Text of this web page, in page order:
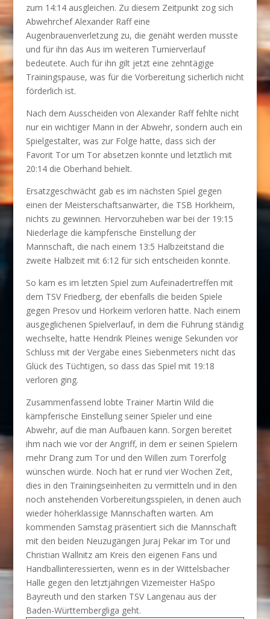
zum 14:14 ausgleichen. Zu diesem Zeitpunkt zog sich
Abwehrchef Alexander Raff eine
Augenbrauenverletzung zu, die genäht werden musste
und für ihn das Aus im weiteren Turnierverlauf
bedeutete. Auch für ihn gilt jetzt eine zehntägige
Trainingspause, was für die Vorbereitung sicherlich nicht
förderlich ist.
Nach dem Ausscheiden von Alexander Raff fehlte nicht
nur ein wichtiger Mann in der Abwehr, sondern auch ein
Spielgestalter, was zur Folge hatte, dass sich der
Favorit Tor um Tor absetzen konnte und letztlich mit
20:14 die Oberhand behielt.
Ersatzgeschwächt gab es im nächsten Spiel gegen
einen der Meisterschaftsanwärter, die TSB Horkheim,
nichts zu gewinnen. Hervorzuheben war bei der 19:15
Niederlage die kämpferische Einstellung der
Mannschaft, die nach einem 13:5 Halbzeitstand die
zweite Halbzeit mit 6:12 für sich entscheiden konnte.
So kam es im letzten Spiel zum Aufeinadertreffen mit
dem TSV Friedberg, der ebenfalls die beiden Spiele
gegen Presov und Horkeim verloren hatte. Nach einem
ausgeglichenen Spielverlauf, in dem die Führung ständig
wechselte, hatte Hendrik Pleines wenige Sekunden vor
Schluss mit der Vergabe eines Siebenmeters nicht das
Glück des Tüchtigen, so dass das Spiel mit 19:18
verloren ging.
Zusammenfassend lobte Trainer Martin Wild die
kämpferische Einstellung seiner Spieler und eine
Abwehr, auf die man Aufbauen kann. Sorgen bereitet
ihm nach wie vor der Angriff, in dem er seinen Spielern
mehr Drang zum Tor und den Willen zum Torerfolg
wünschen würde. Noch hat er rund vier Wochen Zeit,
dies in den Trainingseinheiten zu vermitteln und in den
noch anstehenden Vorbereitungsspielen, in denen auch
wieder höherklassige Mannschaften warten. Am
kommenden Samstag präsentiert sich die Mannschaft
mit den beiden Neuzugängen Juraj Pekar im Tor und
Christian Wallnitz am Kreis den eigenen Fans und
Handballinteressierten, wenn es in der Wittelsbacher
Halle gegen den letztjährigen Vizemeister HaSpo
Bayreuth und den starken TSV Langenau aus der
Baden-Württembergliga geht.